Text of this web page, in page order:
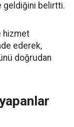
geldiğini belirtti.
hizmet
ederek,
doğrudan